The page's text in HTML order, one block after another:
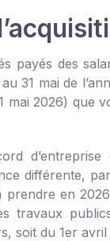
payés des
31 mai de
mai 2026) que
différente,
en
travaux
soit du 1er avril